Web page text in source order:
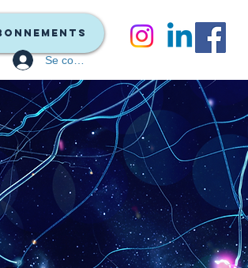
Se connecter